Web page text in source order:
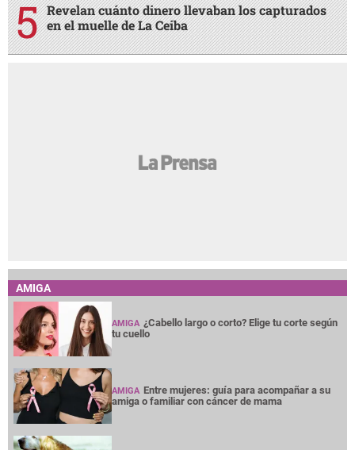
Revelan cuánto dinero llevaban los capturados
en el muelle de La Ceiba
AMIGA
AMIGA ¿Cabello largo o corto? Elige tu corte según
tu cuello
AMIGA Entre mujeres: guía para acompañar a su
amiga o familiar con cáncer de mama